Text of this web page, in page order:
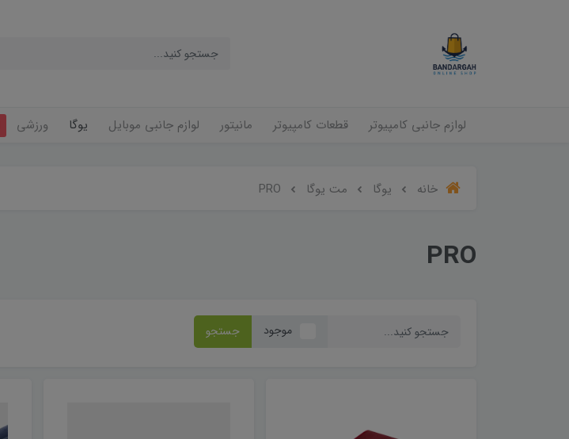
لوازم جانبی کامپیوتر قطعات کامپیوتر مانیتور لوازم جانبی موبایل یوگا ورزشی
خانه یوگا مت یوگا PRO
PRO
موجود جستجو